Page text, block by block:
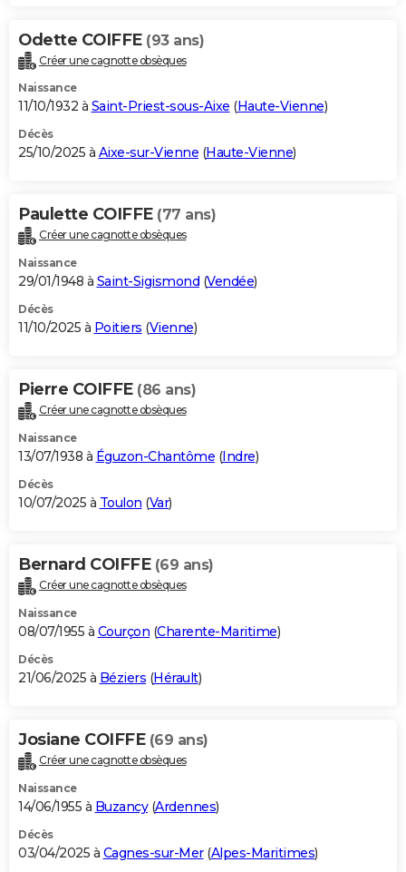
Odette COIFFE (93 ans)
Créer une cagnotte obsèques
Naissance
11/10/1932 à Saint-Priest-sous-Aixe (Haute-Vienne)
Décès
25/10/2025 à Aixe-sur-Vienne (Haute-Vienne)
Paulette COIFFE (77 ans)
Créer une cagnotte obsèques
Naissance
29/01/1948 à Saint-Sigismond (Vendée)
Décès
11/10/2025 à Poitiers (Vienne)
Pierre COIFFE (86 ans)
Créer une cagnotte obsèques
Naissance
13/07/1938 à Éguzon-Chantôme (Indre)
Décès
10/07/2025 à Toulon (Var)
Bernard COIFFE (69 ans)
Créer une cagnotte obsèques
Naissance
08/07/1955 à Courçon (Charente-Maritime)
Décès
21/06/2025 à Béziers (Hérault)
Josiane COIFFE (69 ans)
Créer une cagnotte obsèques
Naissance
14/06/1955 à Buzancy(Ardennes)
Décès
03/04/2025 à Cagnes-sur-Mer(Alpes-Maritimes)